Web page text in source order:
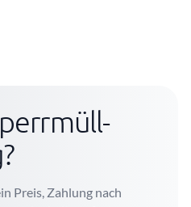
Preis, Zahlung nach